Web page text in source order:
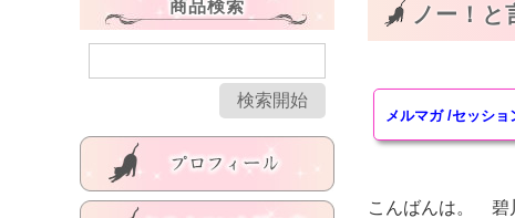
ノー！と
メルマガ /セッショ
こんばんは。 碧
商品検索